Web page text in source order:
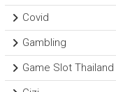
Covid
Gambling
Game Slot Thailand